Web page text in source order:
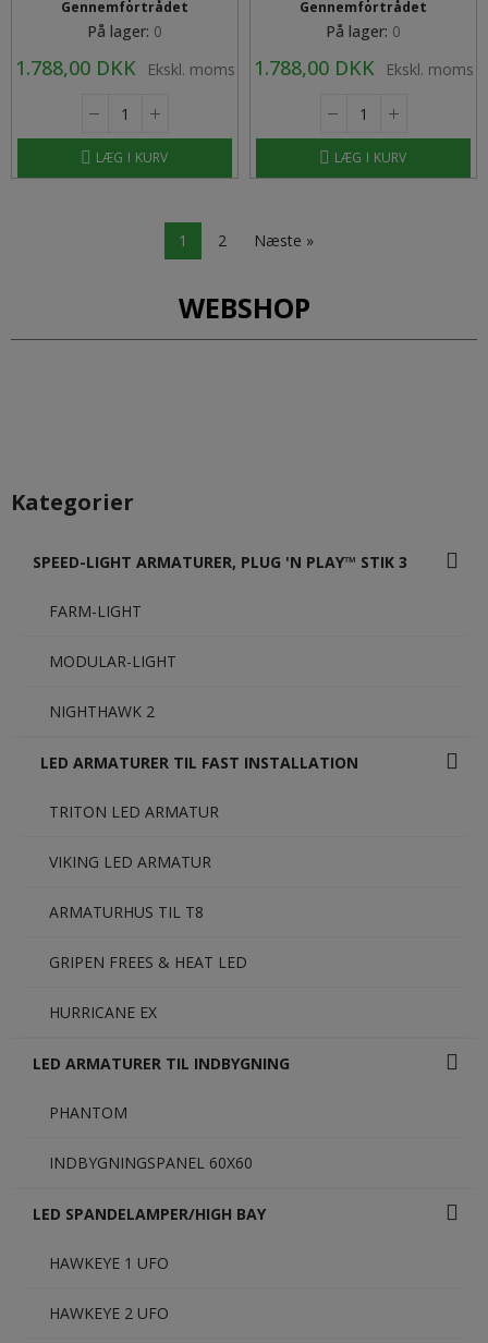
Gennemfortrådet
På lager: 0
1.788,00 DKK Ekskl. moms
LÆG I KURV
Gennemfortrådet
På lager: 0
1.788,00 DKK Ekskl. moms
LÆG I KURV
1 2 Næste »
WEBSHOP
Kategorier
SPEED-LIGHT ARMATURER, PLUG 'N PLAY™ STIK 3
FARM-LIGHT
MODULAR-LIGHT
NIGHTHAWK 2
LED ARMATURER TIL FAST INSTALLATION
TRITON LED ARMATUR
VIKING LED ARMATUR
ARMATURHUS TIL T8
GRIPEN FREES & HEAT LED
HURRICANE EX
LED ARMATURER TIL INDBYGNING
PHANTOM
INDBYGNINGSPANEL 60X60
LED SPANDELAMPER/HIGH BAY
HAWKEYE 1 UFO
HAWKEYE 2 UFO